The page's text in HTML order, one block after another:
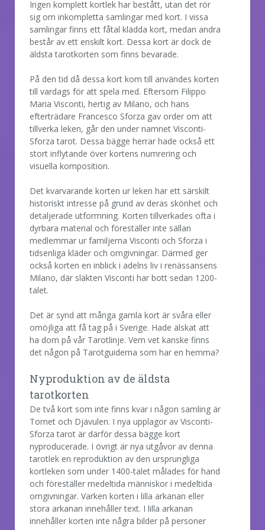
Ingen komplett kortlek har bestått, utan det rör
sig om inkompletta samlingar med kort. I vissa
samlingar finns ett fåtal klädda kort, medan andra
består av ett enskilt kort. Dessa kort är dock de
äldsta tarotkorten som finns bevarade.
På den tid då dessa kort kom till användes korten
till vardags för att spela med. Eftersom Filippo
Maria Visconti, hertig av Milano, och hans
efterträdare Francesco Sforza gav order om att
tillverka leken, går den under namnet Visconti-
Sforza tarot. Dessa bägge herrar hade också ett
stort inflytande över kortens numrering och
visuella komposition.
Det kvarvarande korten ur leken har ett särskilt
historiskt intresse på grund av deras skönhet och
detaljerade utformning. Korten tillverkades ofta i
dyrbara material och föreställer inte sällan
medlemmar ur familjerna Visconti och Sforza i
tidsenliga kläder och omgivningar. Därmed ger
också korten en inblick i adelns liv i renässansens
Milano, där släkten Visconti har bott sedan 1200-
talet.
Det är synd att många gamla kort är svåra eller
omöjliga att få tag på i Sverige. Hade älskat att
ha dom på vår Tarotlinje. Vem vet kanske finns
det någon på Tarotguiderna som har en hemma?
Nyproduktion av de äldsta
tarotkorten
De två kort som inte finns kvar i någon samling är
Tornet och Djävulen. I nya upplagor av Visconti-
Sforza tarot är därför dessa bägge kort
nyproducerade. I övrigt är nya utgåvor av denna
tarotlek en reproduktion av den ursprungliga
kortleken som under 1400-talet målades för hand
och föreställer medeltida människor i medeltida
omgivningar. Varken korten i lilla arkanan eller
stora arkanan innehåller text. I lilla arkanan
innehåller korten inte några bilder på personer